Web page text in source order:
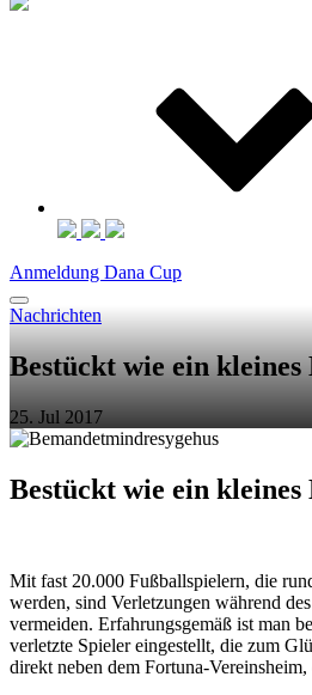
Anmeldung Dana Cup
Nachrichten
Bestückt wie ein
25. Jul 2017
Bestückt wie ein
Mit fast 20.000 Fußballspielern, die
werden, sind Verletzungen während
vermeiden. Erfahrungsgemäß ist man
verletzte Spieler eingestellt, die zum
direkt neben dem Fortuna-